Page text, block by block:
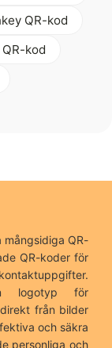
QR-kod
kod
QR-
QR-koder för
logotyp för
från bilder
och säkra
personliga och